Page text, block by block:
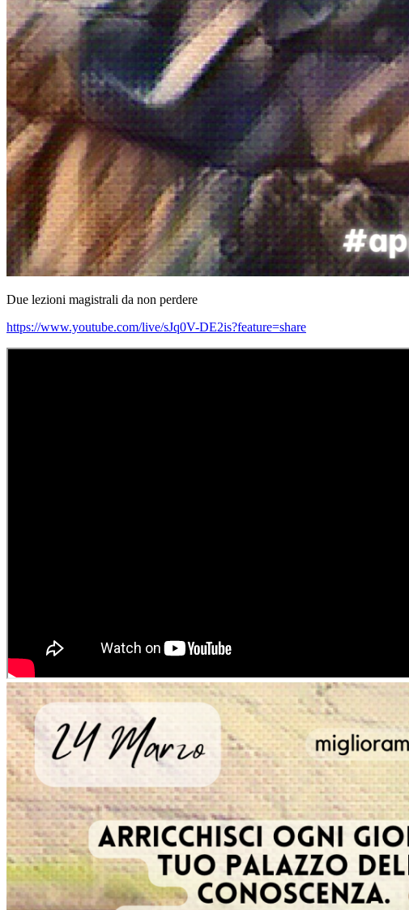
Due lezioni magistrali da non perdere
https://www.youtube.com/live/sJq0V-DE2is?feature=share